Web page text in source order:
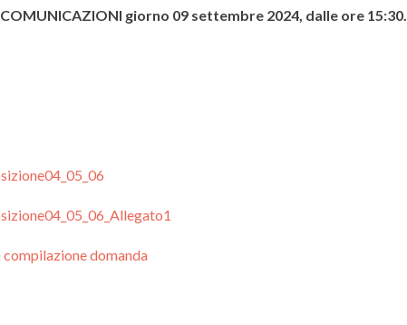
giorno 09 settembre 2024, dalle ore 15:30.
domanda